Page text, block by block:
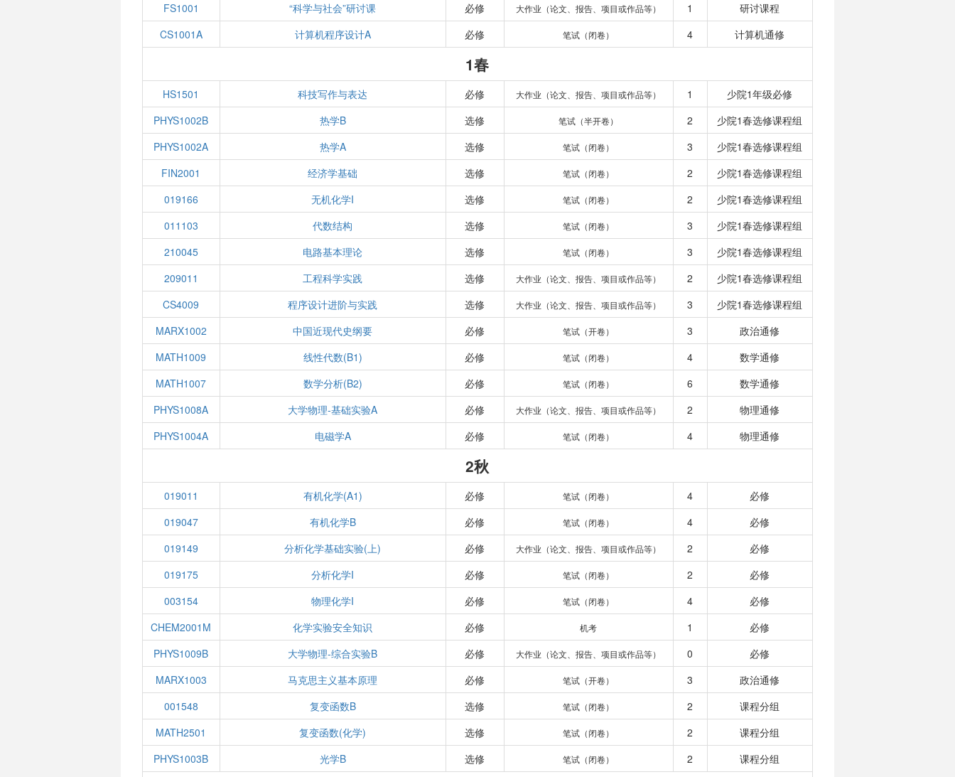
FS1001
“科学与社会”研讨课 必修 大作业（论文、报告、项目或作品等） 1
研讨课程
CS1001A
计算机程序设计A 必修 笔试（闭卷） 4 计算机通修
1春
HS1501 科技写作与表达 必修 大作业（论文、报告、项目或作品等） 1
少院1年级必修
PHYS1002B
热学B 选修 笔试（半开卷） 2
少院1春选修课程组
PHYS1002A
热学A 选修 笔试（闭卷） 3
少院1春选修课程组
FIN2001
经济学基础 选修 笔试（闭卷） 2
少院1春选修课程组
019166
无机化学I 选修 笔试（闭卷） 2
少院1春选修课程组
011103
代数结构 选修 笔试（闭卷） 3
少院1春选修课程组
210045
电路基本理论 选修 笔试（闭卷） 3
少院1春选修课程组
209011
工程科学实践 选修 大作业（论文、报告、项目或作品等） 2
少院1春选修课程组
CS4009
程序设计进阶与实践 选修 大作业（论文、报告、项目或作品等） 3
少院1春选修课程组
MARX1002
中国近现代史纲要 必修 笔试（开卷） 3
政治通修
MATH1009
线性代数(B1) 必修 笔试（闭卷） 4
数学通修
MATH1007
数学分析(B2) 必修 笔试（闭卷） 6
数学通修
PHYS1008A
大学物理-基础实验A 必修 大作业（论文、报告、项目或作品等） 2
物理通修
PHYS1004A
电磁学A 必修 笔试（闭卷） 4 物理通修
2秋
019011 有机化学(A1) 必修 笔试（闭卷） 4
必修
019047
有机化学B 必修 笔试（闭卷） 4
必修
019149
分析化学基础实验(上) 必修 大作业（论文、报告、项目或作品等） 2
必修
019175
分析化学I 必修 笔试（闭卷） 2
必修
003154
物理化学I 必修 笔试（闭卷） 4
必修
CHEM2001M
化学实验安全知识 必修 机考 1
必修
PHYS1009B
大学物理-综合实验B 必修 大作业（论文、报告、项目或作品等） 0
必修
MARX1003
马克思主义基本原理 必修 笔试（开卷） 3
政治通修
001548
复变函数B 选修 笔试（闭卷） 2
课程分组
MATH2501
复变函数(化学) 选修 笔试（闭卷） 2
课程分组
PHYS1003B
光学B 选修 笔试（闭卷） 2 课程分组